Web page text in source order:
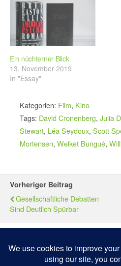
Ein nüchterner Blick
13. November 2019
In "Essay"
Kategorien: Film, Kino
Tags: David Cronenberg, Julia
Stewart, Léa Seydoux, Scott
Mortensen, Welket Bungué,
Vorheriger Beitrag
Gesellschaftliche Debatten
Sind Deutlich Spürbar
Zum